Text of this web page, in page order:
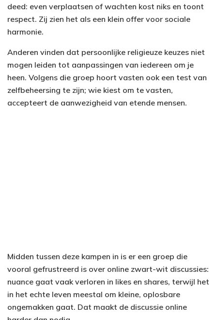
deed: even verplaatsen of wachten kost niks en toont
respect. Zij zien het als een klein offer voor sociale
harmonie.
Anderen vinden dat persoonlijke religieuze keuzes niet
mogen leiden tot aanpassingen van iedereen om je
heen. Volgens die groep hoort vasten ook een test van
zelfbeheersing te zijn; wie kiest om te vasten,
accepteert de aanwezigheid van etende mensen.
Midden tussen deze kampen in is er een groep die
vooral gefrustreerd is over online zwart-wit discussies:
nuance gaat vaak verloren in likes en shares, terwijl het
in het echte leven meestal om kleine, oplosbare
ongemakken gaat. Dat maakt de discussie online